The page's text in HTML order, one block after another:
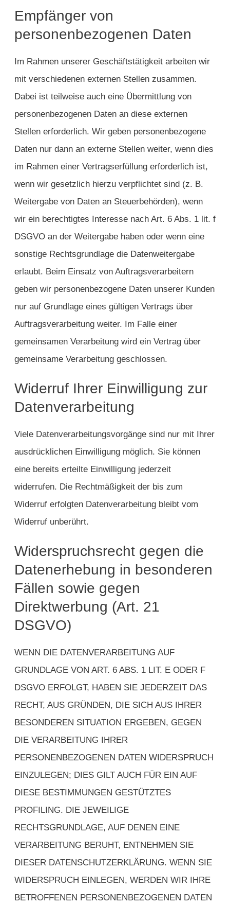
Empfänger von
personenbezogenen Daten
Im Rahmen unserer Geschäftstätigkeit arbeiten wir
mit verschiedenen externen Stellen zusammen.
Dabei ist teilweise auch eine Übermittlung von
personenbezogenen Daten an diese externen
Stellen erforderlich. Wir geben personenbezogene
Daten nur dann an externe Stellen weiter, wenn dies
im Rahmen einer Vertragserfüllung erforderlich ist,
wenn wir gesetzlich hierzu verpflichtet sind (z. B.
Weitergabe von Daten an Steuerbehörden), wenn
wir ein berechtigtes Interesse nach Art. 6 Abs. 1 lit. f
DSGVO an der Weitergabe haben oder wenn eine
sonstige Rechtsgrundlage die Datenweitergabe
erlaubt. Beim Einsatz von Auftragsverarbeitern
geben wir personenbezogene Daten unserer Kunden
nur auf Grundlage eines gültigen Vertrags über
Auftragsverarbeitung weiter. Im Falle einer
gemeinsamen Verarbeitung wird ein Vertrag über
gemeinsame Verarbeitung geschlossen.
Widerruf Ihrer Einwilligung zur
Datenverarbeitung
Viele Datenverarbeitungsvorgänge sind nur mit Ihrer
ausdrücklichen Einwilligung möglich. Sie können
eine bereits erteilte Einwilligung jederzeit
widerrufen. Die Rechtmäßigkeit der bis zum
Widerruf erfolgten Datenverarbeitung bleibt vom
Widerruf unberührt.
Widerspruchsrecht gegen die
Datenerhebung in besonderen
Fällen sowie gegen
Direktwerbung (Art. 21
DSGVO)
WENN DIE DATENVERARBEITUNG AUF
GRUNDLAGE VON ART. 6 ABS. 1 LIT. E ODER F
DSGVO ERFOLGT, HABEN SIE JEDERZEIT DAS
RECHT, AUS GRÜNDEN, DIE SICH AUS IHRER
BESONDEREN SITUATION ERGEBEN, GEGEN
DIE VERARBEITUNG IHRER
PERSONENBEZOGENEN DATEN WIDERSPRUCH
EINZULEGEN; DIES GILT AUCH FÜR EIN AUF
DIESE BESTIMMUNGEN GESTÜTZTES
PROFILING. DIE JEWEILIGE
RECHTSGRUNDLAGE, AUF DENEN EINE
VERARBEITUNG BERUHT, ENTNEHMEN SIE
DIESER DATENSCHUTZERKLÄRUNG. WENN SIE
WIDERSPRUCH EINLEGEN, WERDEN WIR IHRE
BETROFFENEN PERSONENBEZOGENEN DATEN